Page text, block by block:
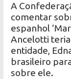
A
comentar
espanhol
Ancelotti
entidade,
brasileiro
sobre ele.